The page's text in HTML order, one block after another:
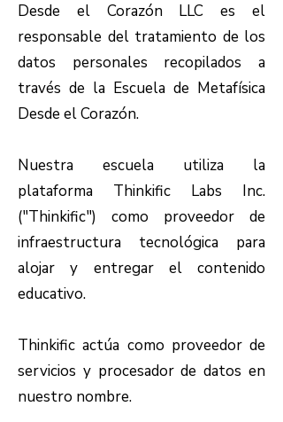
Desde el Corazón LLC es el
responsable del tratamiento de los
datos personales recopilados a
través de la Escuela de Metafísica
Desde el Corazón.
Nuestra escuela utiliza la
plataforma Thinkific Labs Inc.
("Thinkific") como proveedor de
infraestructura tecnológica para
alojar y entregar el contenido
educativo.
Thinkific actúa como proveedor de
servicios y procesador de datos en
nuestro nombre.